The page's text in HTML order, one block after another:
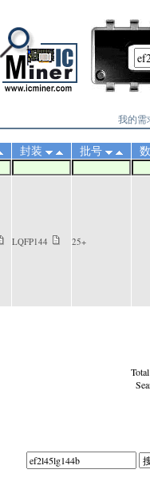
我的需
封装 批号
LQFP144 25+